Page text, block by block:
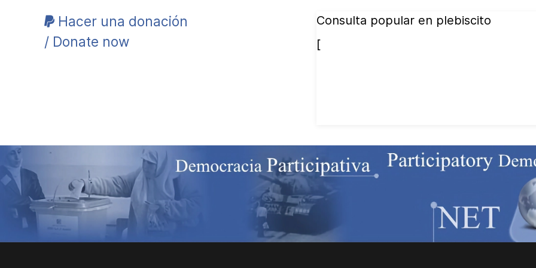
Hacer una donación
/ Donate now
Consulta popular en plebiscito
[